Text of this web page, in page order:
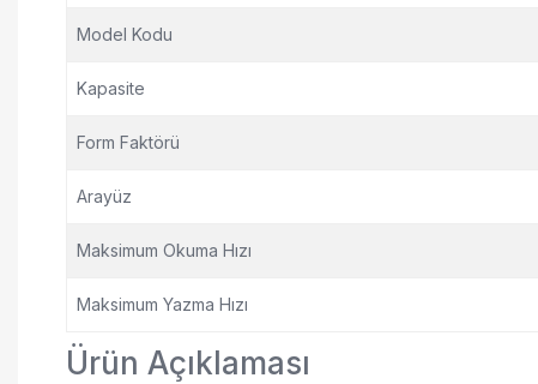
Model Kodu
Kapasite
Form Faktörü
Arayüz
Maksimum Okuma Hızı
Maksimum Yazma Hızı
Ürün Açıklaması